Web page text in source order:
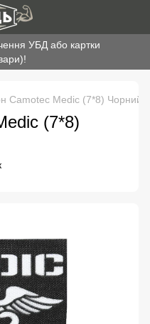
УБД або картки
Camotec Medic (7*8) Чорний
(7*8)